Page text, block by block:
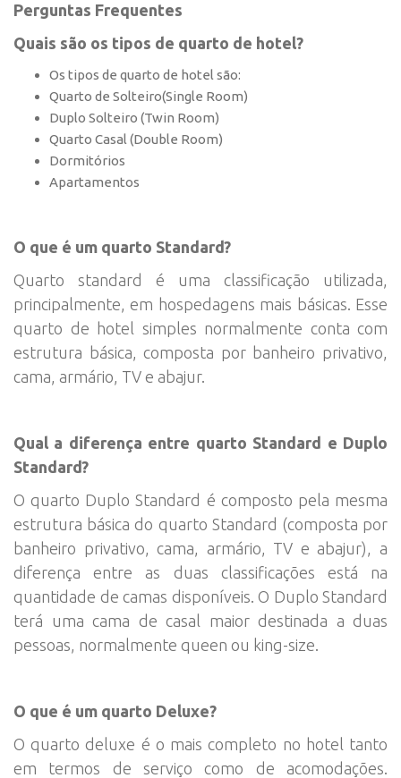
Perguntas Frequentes
Quais são os tipos de quarto de hotel?
Os tipos de quarto de hotel são:
Quarto de Solteiro(Single Room)
Duplo Solteiro (Twin Room)
Quarto Casal (Double Room)
Dormitórios
Apartamentos
O que é um quarto Standard?
Quarto standard é uma classificação utilizada,
principalmente, em hospedagens mais básicas. Esse
quarto de hotel simples normalmente conta com
estrutura básica, composta por banheiro privativo,
cama, armário, TV e abajur.
Qual a diferença entre quarto Standard e Duplo
Standard?
O quarto Duplo Standard é composto pela mesma
estrutura básica do quarto Standard (composta por
banheiro privativo, cama, armário, TV e abajur), a
diferença entre as duas classificações está na
quantidade de camas disponíveis. O Duplo Standard
terá uma cama de casal maior destinada a duas
pessoas, normalmente queen ou king-size.
O que é um quarto Deluxe?
O quarto deluxe é o mais completo no hotel tanto
em termos de serviço como de acomodações.